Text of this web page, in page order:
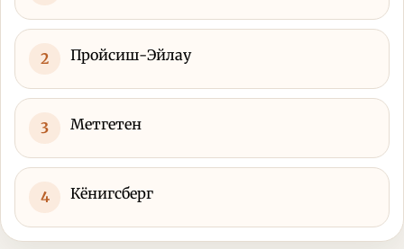
2 Пройсиш-Эйлау
3 Метгетен
4 Кёнигсберг